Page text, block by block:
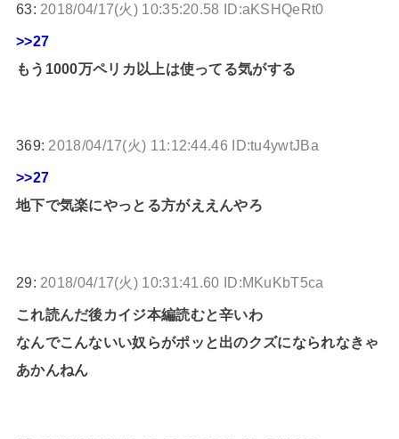
63: 2018/04/17(火) 10:35:20.58 ID:aKSHQeRt0
>>27
もう1000万ペリカ以上は使ってる気がする
369: 2018/04/17(火) 11:12:44.46 ID:tu4ywtJBa
>>27
地下で気楽にやっとる方がええんやろ
29: 2018/04/17(火) 10:31:41.60 ID:MKuKbT5ca
これ読んだ後カイジ本編読むと辛いわ
なんでこんないい奴らがポッと出のクズになられなきゃ
あかんねん